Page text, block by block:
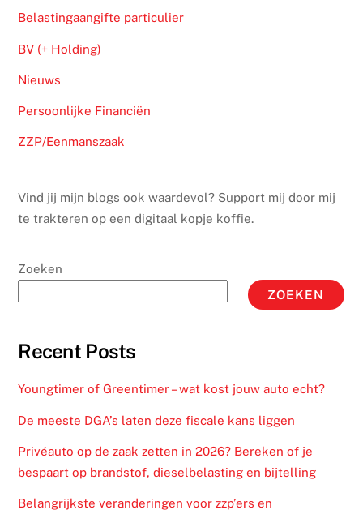
Belastingaangifte particulier
BV (+ Holding)
Nieuws
Persoonlijke Financiën
ZZP/Eenmanszaak
Vind jij mijn blogs ook waardevol? Support mij door mij
te trakteren op een digitaal kopje koffie.
Zoeken
ZOEKEN
Recent Posts
Youngtimer of Greentimer – wat kost jouw auto echt?
De meeste DGA’s laten deze fiscale kans liggen
Privéauto op de zaak zetten in 2026? Bereken of je
bespaart op brandstof, dieselbelasting en bijtelling
Belangrijkste veranderingen voor zzp’ers en